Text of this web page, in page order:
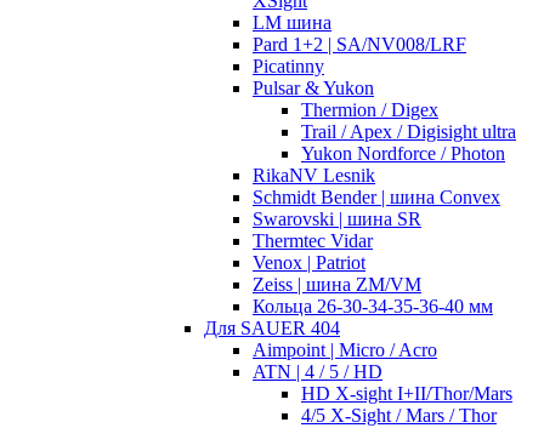
LM шина
Pard 1+2 | SA/NV008/LRF
Picatinny
Pulsar & Yukon
Thermion / Digex
Trail / Apex / Digisight ultra
Yukon Nordforce / Photon
RikaNV Lesnik
Schmidt Bender | шина Convex
Swarovski | шина SR
Thermtec Vidar
Venox | Patriot
Zeiss | шина ZM/VM
Кольца 26-30-34-35-36-40 мм
Для SAUER 404
Aimpoint | Micro / Acro
ATN | 4 / 5 / HD
HD X-sight I+II/Thor/Mars
4/5 X-Sight / Mars / Thor